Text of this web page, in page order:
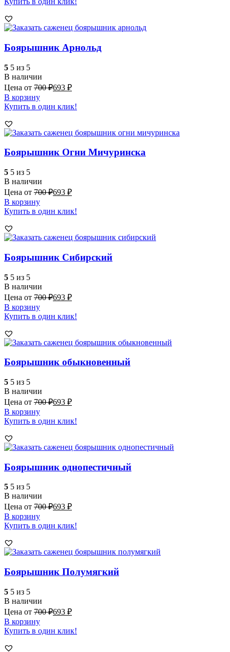
Боярышник Арнольд
5 5 из 5
В наличии
Цена от 700₽693 ₽
В корзину
Купить в один клик!
Боярышник Огни Мичуринска
5 5 из 5
В наличии
Цена от 700₽693 ₽
В корзину
Купить в один клик!
Боярышник Сибирский
5 5 из 5
В наличии
Цена от 700₽693 ₽
В корзину
Купить в один клик!
Боярышник обыкновенный
5 5 из 5
В наличии
Цена от 700₽693 ₽
В корзину
Купить в один клик!
Боярышник однопестичный
5 5 из 5
В наличии
Цена от 700₽693 ₽
В корзину
Купить в один клик!
Боярышник Полумягкий
5 5 из 5
В наличии
Цена от 700₽693 ₽
В корзину
Купить в один клик!